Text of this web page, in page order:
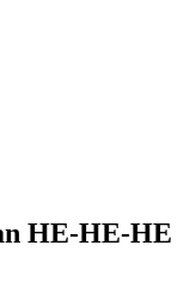
HE-HE-HE